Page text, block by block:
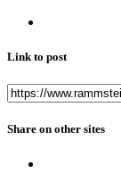
Link to post
Share on other sites